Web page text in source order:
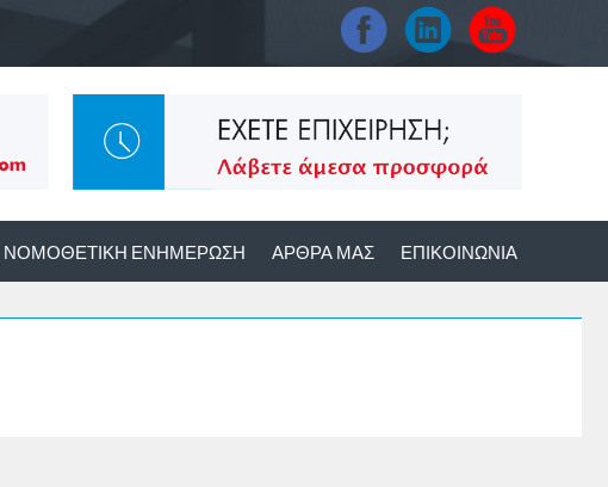
ΝΟΜΟΘΕΤΙΚΉ ΕΝΗΜΈΡΩΣΗ ΆΡΘΡΑ ΜΑΣ ΕΠΙΚΟΙΝΩΝΊΑ